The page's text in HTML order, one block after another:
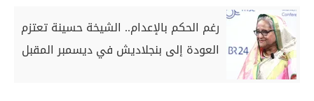
رغم الحكم بالإعدام.. الشيخة حسينة تعتزم
العودة إلى بنجلاديش في ديسمبر المقبل